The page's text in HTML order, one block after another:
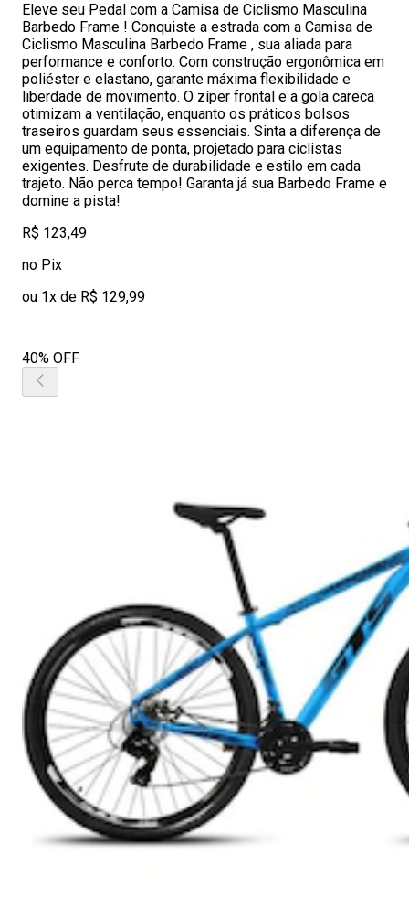
Eleve seu Pedal com a Camisa de Ciclismo Masculina
Barbedo Frame ! Conquiste a estrada com a Camisa de
Ciclismo Masculina Barbedo Frame , sua aliada para
performance e conforto. Com construção ergonômica em
poliéster e elastano, garante máxima flexibilidade e
liberdade de movimento. O zíper frontal e a gola careca
otimizam a ventilação, enquanto os práticos bolsos
traseiros guardam seus essenciais. Sinta a diferença de
um equipamento de ponta, projetado para ciclistas
exigentes. Desfrute de durabilidade e estilo em cada
trajeto. Não perca tempo! Garanta já sua Barbedo Frame e
domine a pista!
R$ 123,49
no Pix
ou 1x de R$ 129,99
40% OFF